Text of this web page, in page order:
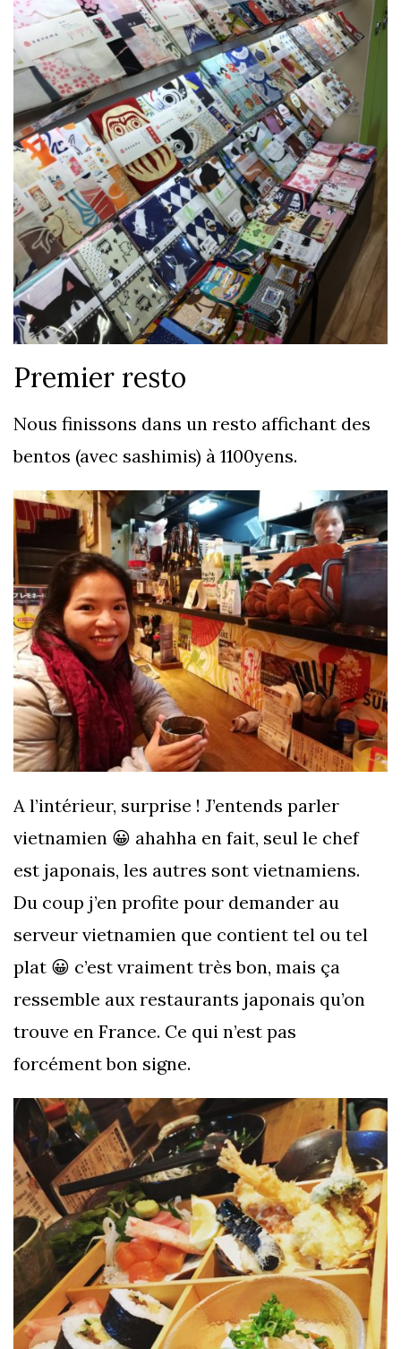
Premier resto
Nous finissons dans un resto affichant des
bentos (avec sashimis) à 1100yens.
A l’intérieur, surprise ! J’entends parler
vietnamien 😀 ahahha en fait, seul le chef
est japonais, les autres sont vietnamiens.
Du coup j’en profite pour demander au
serveur vietnamien que contient tel ou tel
plat 😀 c’est vraiment très bon, mais ça
ressemble aux restaurants japonais qu’on
trouve en France. Ce qui n’est pas
forcément bon signe.